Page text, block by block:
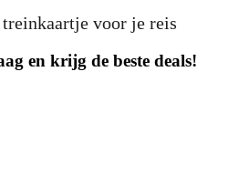
voor je reis
en krijg de beste deals!